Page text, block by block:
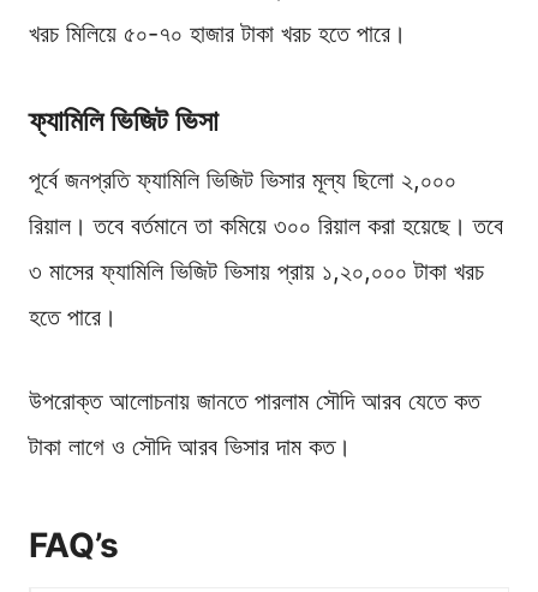
খরচ মিলিয়ে ৫০-৭০ হাজার টাকা খরচ হতে পারে।
ফ্যামিলি ভিজিট ভিসা
পূর্বে জনপ্রতি ফ্যামিলি ভিজিট ভিসার মূল্য ছিলো ২,০০০
রিয়াল। তবে বর্তমানে তা কমিয়ে ৩০০ রিয়াল করা হয়েছে। তবে
৩ মাসের ফ্যামিলি ভিজিট ভিসায় প্রায় ১,২০,০০০ টাকা খরচ
হতে পারে।
উপরোক্ত আলোচনায় জানতে পারলাম সৌদি আরব যেতে কত
টাকা লাগে ও সৌদি আরব ভিসার দাম কত।
FAQ’s